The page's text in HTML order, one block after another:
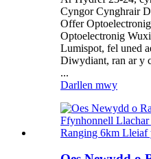
Cyngor Cynghrair
Offer
Optoelectronig
Lumispot, fel uned
Diwydiant, ran ar y
...
Darllen mwy